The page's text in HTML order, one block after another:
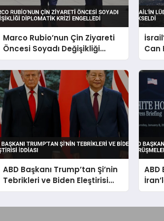
Marco Rubio’nun Çin Ziyareti
Öncesi Soyadı Değişikliği
Diplomatik Krizi Engelledi
Can
ABD Başkanı Trump’tan Şi’nin
Tebrikleri ve Biden Eleştirisi
İddiası
ABD